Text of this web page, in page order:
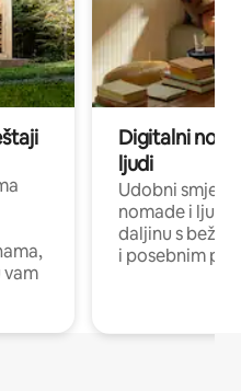
vam
Digitalni
ljudi
Udobni
nomade i ljude
daljinu s
i posebnim